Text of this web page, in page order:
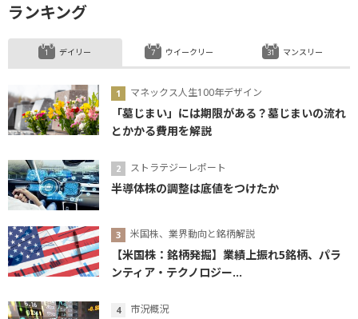
ランキング
デイリー
マネックス人生100年デザイン
「墓じまい」には期限がある？墓じまいの流れ
とかかる費用を解説
ストラテジーレポート
半導体株の調整は底値をつけたか
米国株、業界動向と銘柄解説
【米国株：銘柄発掘】業績上振れ5銘柄、パラ
ンティア・テクノロジー...
市況概況
ウイークリー マンスリー